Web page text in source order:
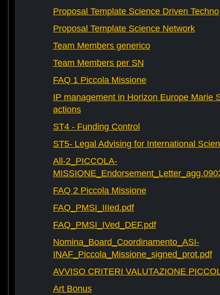
Proposal Template Science Driven Techno
Proposal Template Science Network
Team Members generico
Team Members per SN
FAQ 1 Piccola Missione
IP management in Horizon Europe Marie
actions
ST4 - Funding Control
ST5- Legal Advising for International
All-2_PICCOLA-
FAQ 2 Piccola Missione
FAQ_PMSI_IIIed.pdf
FAQ_PMSI_IVed_DEF.pdf
Nomina_Board_Coordinamento_ASI-
INAF_Piccola_Missione_signed_prot.pdf
AVVISO CRITERI VALUTAZIONE
Art Bonus